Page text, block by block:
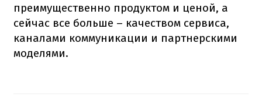
преимущественно продуктом и ценой, а
сейчас все больше – качеством сервиса,
каналами коммуникации и партнерскими
моделями.